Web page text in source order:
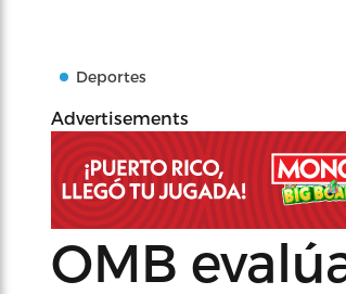
Deportes
Advertisements
OMB